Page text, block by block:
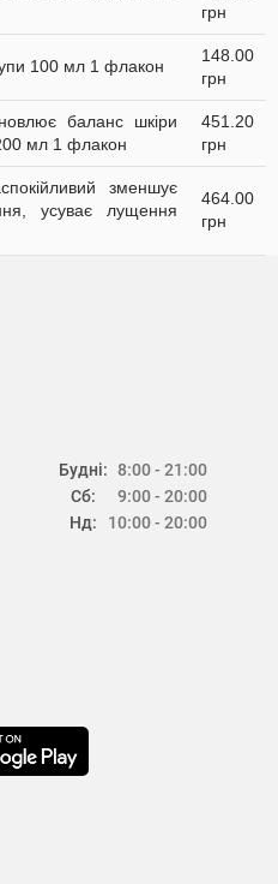
грн
100 мл 1 флакон
148.00
грн
баланс шкіри
мл 1 флакон
451.20
грн
зменшує
усуває лущення
464.00
грн
Будні:
Сб:
Нд:
8:00 - 21:00
9:00 - 20:00
10:00 - 20:00